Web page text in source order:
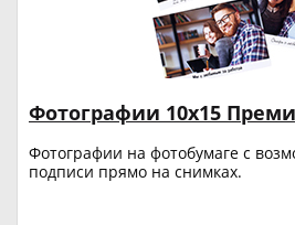
Фотографии 10х15
Фотографии на фотобумаге с
подписи прямо на снимках.